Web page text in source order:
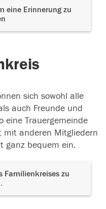
eine Erinnerung zu
sich sowohl alle
auch Freunde und
eine Trauergemeinde
mit anderen Mitgliedern
ganz bequem ein.
Familienkreises zu